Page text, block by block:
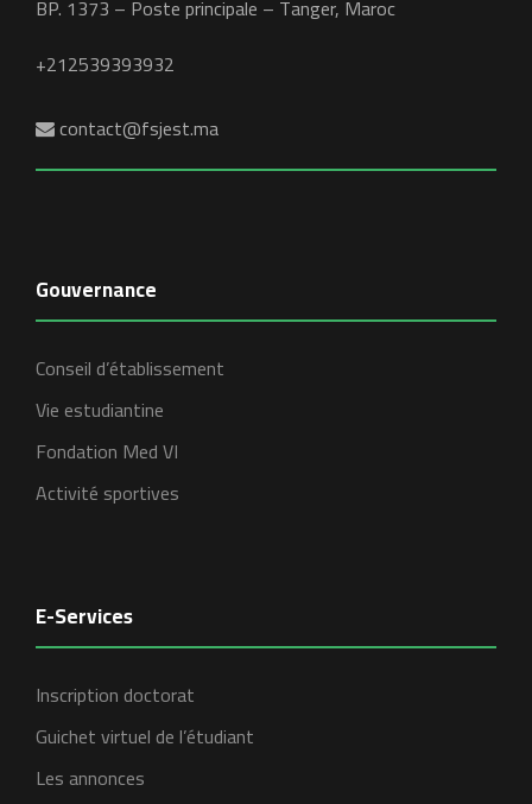
BP. 1373 – Poste principale – Tanger, Maroc
+212539393932
contact@fsjest.ma
Gouvernance
Conseil d’établissement
Vie estudiantine
Fondation Med VI
Activité sportives
E-Services
Inscription doctorat
Guichet virtuel de l’étudiant
Les annonces